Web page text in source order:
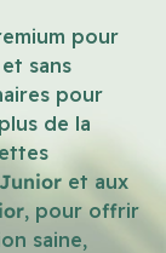
pour
sans
pour
de la
Junior et aux
, pour offrir
saine,